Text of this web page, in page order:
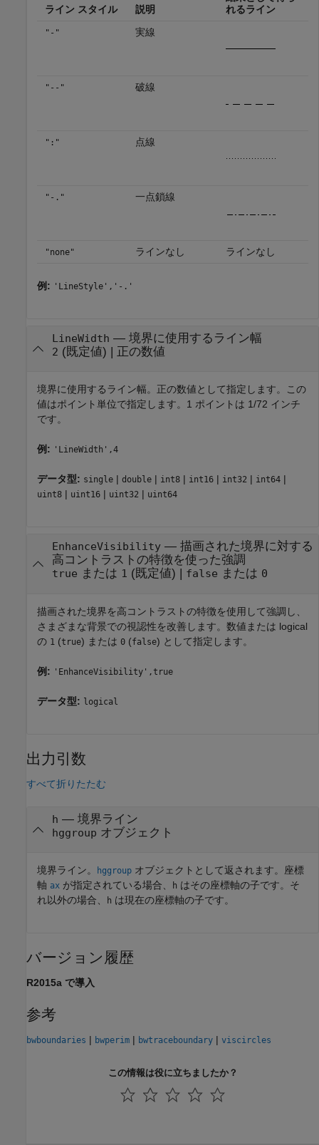
ライン スタイル 説明
れるライン
"-" 実線
"--" 破線
":" 点線
"-." 一点鎖線
"none" ラインなし ラインなし
例: 'LineStyle','-.'
LineWidth — 境界に使用するライン幅
2 (既定値) | 正の数値
境界に使用するライン幅。正の数値として指定します。この
値はポイント単位で指定します。1 ポイントは 1/72 インチ
です。
例: 'LineWidth',4
データ型: single | double | int8 | int16 | int32 | int64 |
uint8 | uint16 | uint32 | uint64
EnhanceVisibility— 描画された境界に対する
高コントラストの特徴を使った強調
true または 1 (既定値) | false または 0
描画された境界を高コントラストの特徴を使用して強調し、
さまざまな背景での視認性を改善します。 数値または logical
の 1 (true) または 0 (false) として指定します。
例: 'EnhanceVisibility',true
データ型: logical
出力引数
すべて折りたたむ
h — 境界ライン
hggroup オブジェクト
境界ライン。 hggroup オブジェクトとして返されます。座標
軸 ax が指定されている場合、 h はその座標軸の子です。そ
れ以外の場合、
h は現在の座標軸の子です。
バージョン履歴
R2015a で導入
参考
bwboundaries | bwperim | bwtraceboundary | viscircles
この情報は役に立ちましたか？